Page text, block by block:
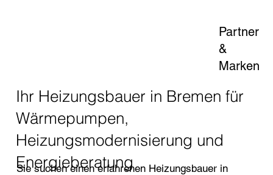
Partner
&
Marken
Ihr Heizungsbauer in Bremen für
Wärmepumpen,
Heizungsmodernisierung und
Energieberatung
Sie suchen einen erfahrenen Heizungsbauer in